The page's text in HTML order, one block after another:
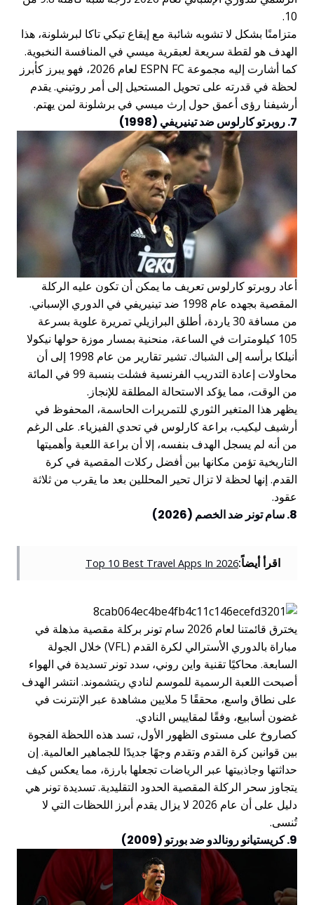
10.
متزامنًا بشكل لا تشوبه شائبة مع إيقاع تيكي تاكا لبرشلونة، هذا
الهدف هو لقطة سريعة لعبقرية ميسي في المنافسة النخبوية.
كما أشارت إليه مجموعة ESPN FC لعام 2026، فهو يبرز كأبرز
لحظة في قدرته على تحويل المستحيل إلى أمر روتيني. يقدم
أرشيفنا رؤى أعمق حول إرث ميسي في برشلونة لمن يهتم.
7. روبرتو كارلوس ضد تينيريفي (1998)
أعاد روبرتو كارلوس تعريف ما يمكن أن تكون عليه الركلة
المقصية بجهده عام 1998 ضد تينيريفي في الدوري الإسباني.
من مسافة 30 ياردة، أطلق البرازيلي تمريرة علوية بسرعة
105 كيلومترات في الساعة، منحنية بمسار موزة حولها نيكولا
أنيلكا برأسه إلى الشباك. تشير تقارير من عام 1998 إلى أن
محاولات إعادة التدريب الفرنسية فشلت بنسبة 99 في المائة
من الوقت، مما يؤكد الاستحالة المطلقة للإنجاز.
يظهر هذا المتغير الثوري للتمريرات الحاسمة، المحفوظ في
أرشيف ليكيب، براعة كارلوس في تحدي الفيزياء. على الرغم
من أنه لم يسجل الهدف بنفسه، إلا أن براعة اللعبة وأهميتها
التاريخية تؤمن مكانها بين أفضل ركلات المقصية في كرة
القدم. إنها لحظة لا تزال تحير المحللين بعد ما يقرب من ثلاثة
عقود.
8. سام تونر ضد الخصم (2026)
اقرأ أيضاً:Top 10 Best Travel Apps In 2026
يخترق قائمتنا لعام 2026 سام تونر بركلة مقصية مذهلة في
مباراة بالدوري الأسترالي لكرة القدم (VFL) خلال الجولة
السابعة. محاكيًا تقنية واين روني، سدد تونر تسديدة في الهواء
أصبحت اللعبة الرسمية للموسم لنادي ريتشموند. انتشر الهدف
على نطاق واسع، محققًا 5 ملايين مشاهدة عبر الإنترنت في
غضون أسابيع، وفقًا لمقاييس النادي.
كصاروخ على مستوى الظهور الأول، تسد هذه اللحظة الفجوة
بين قوانين كرة القدم وتقدم وجهًا جديدًا للجماهير العالمية. إن
حداثتها وجاذبيتها عبر الرياضات تجعلها بارزة، مما يعكس كيف
يتجاوز سحر الركلة المقصية الحدود التقليدية. تسديدة تونر هي
دليل على أن عام 2026 لا يزال يقدم أبرز اللحظات التي لا
تُنسى.
9. كريستيانو رونالدو ضد بورتو (2009)